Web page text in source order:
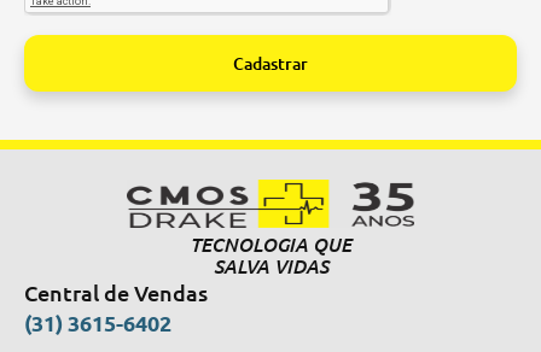
Cadastrar
TECNOLOGIA QUE
SALVA VIDAS
Central de Vendas
(31) 3615-6402